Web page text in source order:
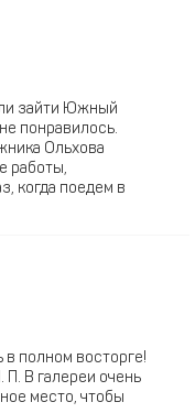
зайти Южный
понравилось.
Ольхова
работы,
когда поедем в
в полном восторге!
П. В галереи очень
место, чтобы